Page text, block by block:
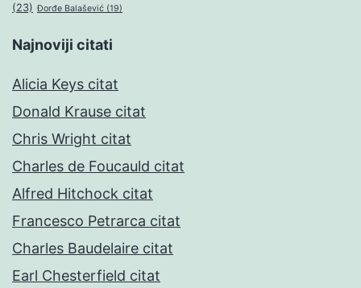
(23) Đorđe Balašević (19)
Najnoviji citati
Alicia Keys citat
Donald Krause citat
Chris Wright citat
Charles de Foucauld citat
Alfred Hitchock citat
Francesco Petrarca citat
Charles Baudelaire citat
Earl Chesterfield citat